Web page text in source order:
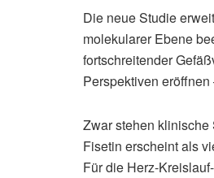
Die neue Studie
molekularer Ebene
fortschreitender
Perspektiven
Zwar stehen klinische
Fisetin erscheint als
Für die Herz-